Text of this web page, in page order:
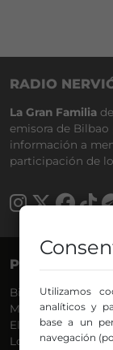
RADIO
La Gran Familia
emisora de Bilbao
información a
participación de
PROGRAMAS
Bilbosport
Más Música
El Madrugador
Lo Más Nuevo
Utilizamos
analíticos y
base a un
navegación